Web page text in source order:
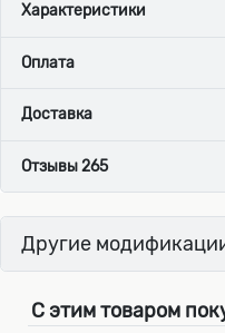
Характеристики
Оплата
Доставка
Отзывы 265
Другие
С этим товаром